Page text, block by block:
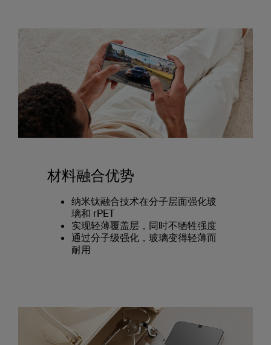
材料融合优势
纳米钛融合技术在分子层面强化玻
璃和 rPET
实现轻薄覆盖层，同时不牺牲强度
通过分子级强化，玻璃变得轻薄而
耐用